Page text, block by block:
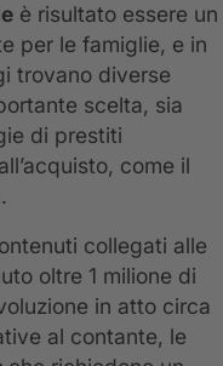
è risultato essere un
per le famiglie, e in
trovano diverse
scelta, sia
di prestiti
come il
collegati alle
oltre 1 milione di
in atto circa
al contante, le